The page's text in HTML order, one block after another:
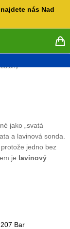
nás Nad
jako „svatá
a lavinová sonda.
jedno bez
je lavinový
Bar